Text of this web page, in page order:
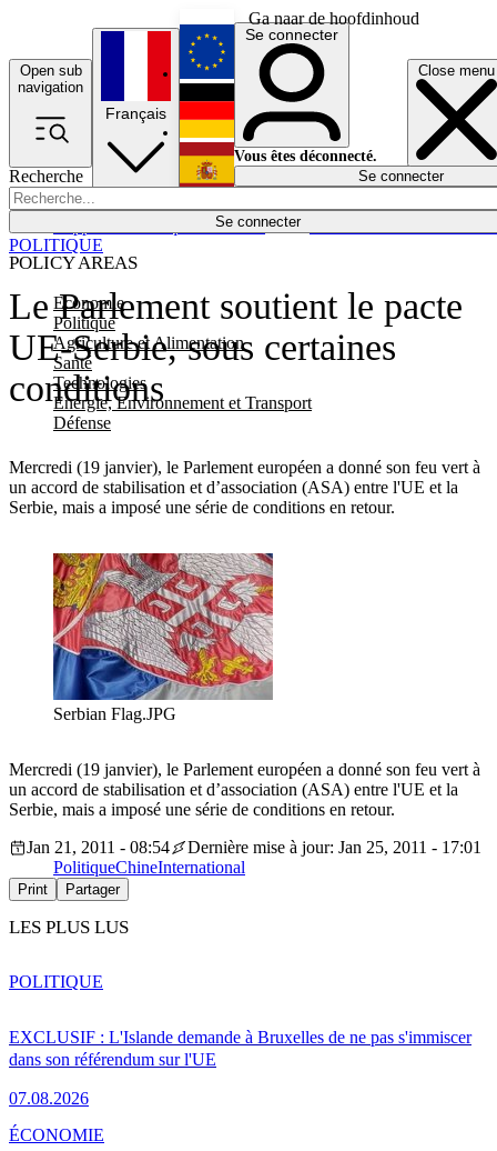
Ga naar de hoofdinhoud
Open sub
navigation
Close menu
Recherche
Se connecter
POLICY AREAS
Economie
Politique
Agriculture et Alimentation
Santé
Technologies
Energie, Environnement et Transport
Défense
Économie
Français
English
Deutsch
Español
Se connecter
Vous êtes déconnecté.
Se connecter
Le Parlement soutient le pacte
UE-Serbie, sous certaines
conditions
Mercredi (19 janvier), le Parlement européen a donné son feu vert à
un accord de stabilisation et d’association (ASA) entre l'UE et la
Serbie, mais a imposé une série de conditions en retour.
POLITIQUE
Serbian Flag.JPG
Mercredi (19 janvier), le Parlement européen a donné son feu vert à
un accord de stabilisation et d’association (ASA) entre l'UE et la
Serbie, mais a imposé une série de conditions en retour.
Jan 21, 2011 - 08:54
Dernière mise à jour: Jan 25, 2011 - 17:01
PolitiqueChineInternational
Print Partager
LES PLUS LUS
EXCLUSIF : L'Islande demande à Bruxelles de ne pas s'immiscer
dans son référendum sur l'UE
07.08.2026
POLITIQUE
ÉCONOMIE